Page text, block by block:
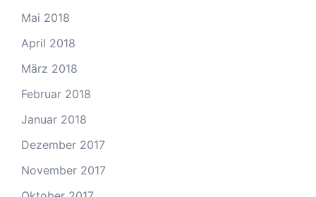
Mai 2018
April 2018
März 2018
Februar 2018
Januar 2018
Dezember 2017
November 2017